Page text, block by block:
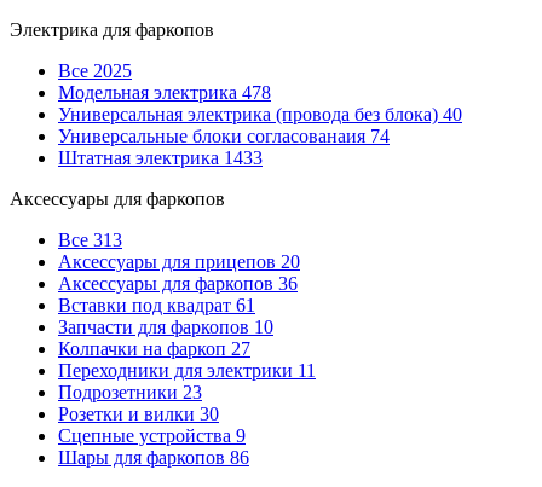
Электрика для фаркопов
Все 2025
Модельная электрика 478
Универсальная электрика (провода без блока) 40
Универсальные блоки согласованаия 74
Штатная электрика 1433
Аксессуары для фаркопов
Все 313
Аксессуары для прицепов 20
Аксессуары для фаркопов 36
Вставки под квадрат 61
Запчасти для фаркопов 10
Колпачки на фаркоп 27
Переходники для электрики 11
Подрозетники 23
Розетки и вилки 30
Сцепные устройства 9
Шары для фаркопов 86